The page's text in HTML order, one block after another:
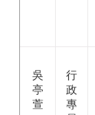
吳
亭
萱
行
政
專